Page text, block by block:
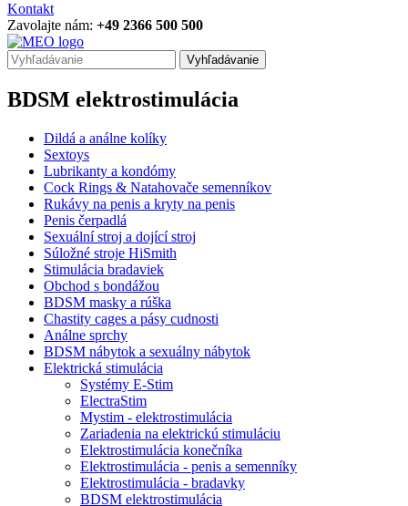
Kontakt
Zavolajte nám: +49 2366 500 500
Vyhľadávanie
BDSM elektrostimulácia
Dildá a análne kolíky
Sextoys
Lubrikanty a kondómy
Cock Rings & Natahovače semenníkov
Rukávy na penis a kryty na penis
Penis čerpadlá
Sexuální stroj a dojící stroj
Súložné stroje HiSmith
Stimulácia bradaviek
Obchod s bondážou
BDSM masky a rúška
Chastity cages a pásy cudnosti
Análne sprchy
BDSM nábytok a sexuálny nábytok
Elektrická stimulácia
Systémy E-Stim
ElectraStim
Mystim - elektrostimulácia
Zariadenia na elektrickú stimuláciu
Elektrostimulácia konečníka
Elektrostimulácia - penis a semenníky
Elektrostimulácia - bradavky
BDSM elektrostimulácia